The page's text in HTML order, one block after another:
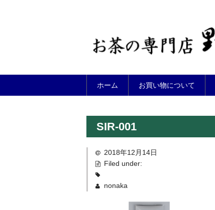
ホーム お買い物について
SIR-001
2018年12月14日
Filed under:
nonaka